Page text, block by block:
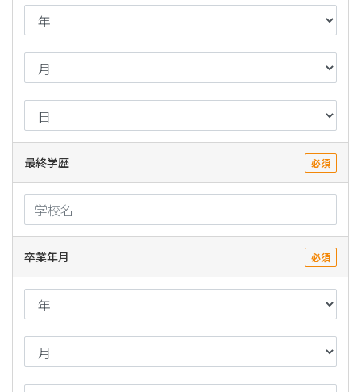
最終学歴 必須
卒業年月 必須